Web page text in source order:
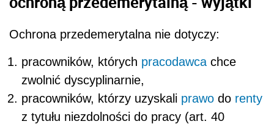
Ochrona przedemerytalna nie dotyczy:
pracowników, których pracodawca chce
zwolnić dyscyplinarnie,
pracowników, którzy uzyskali prawo do renty
z tytułu niezdolności do pracy (art. 40